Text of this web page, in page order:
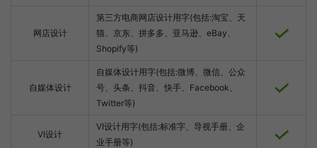
网店设计
第三方电商网店设计用字(包括:淘宝、天
猫、京东、拼多多、亚马逊、eBay、
Shopify等)
自媒体设计
自媒体设计用字(包括:微博、微信、公众
号、头条、抖音、快手、Facebook、
Twitter等)
VI设计
VI设计用字(包括:标准字、导视手册、企
业手册等)